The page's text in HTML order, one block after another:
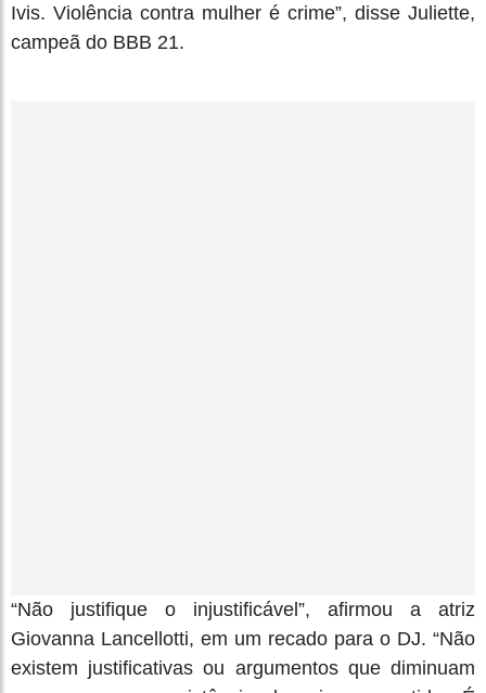
Ivis. Violência contra mulher é crime”, disse Juliette,
campeã do BBB 21.
“Não justifique o injustificável”, afirmou a atriz
Giovanna Lancellotti, em um recado para o DJ. “Não
existem justificativas ou argumentos que diminuam